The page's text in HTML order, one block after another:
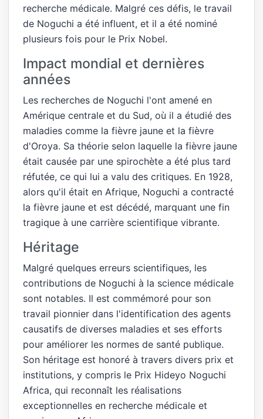
recherche médicale. Malgré ces défis, le travail
de Noguchi a été influent, et il a été nominé
plusieurs fois pour le Prix Nobel.
Impact mondial et dernières
années
Les recherches de Noguchi l'ont amené en
Amérique centrale et du Sud, où il a étudié des
maladies comme la fièvre jaune et la fièvre
d'Oroya. Sa théorie selon laquelle la fièvre jaune
était causée par une spirochète a été plus tard
réfutée, ce qui lui a valu des critiques. En 1928,
alors qu'il était en Afrique, Noguchi a contracté
la fièvre jaune et est décédé, marquant une fin
tragique à une carrière scientifique vibrante.
Héritage
Malgré quelques erreurs scientifiques, les
contributions de Noguchi à la science médicale
sont notables. Il est commémoré pour son
travail pionnier dans l'identification des agents
causatifs de diverses maladies et ses efforts
pour améliorer les normes de santé publique.
Son héritage est honoré à travers divers prix et
institutions, y compris le Prix Hideyo Noguchi
Africa, qui reconnaît les réalisations
exceptionnelles en recherche médicale et